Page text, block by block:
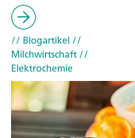
// Blogartikel //
Milchwirtschaft//
Elektrochemie